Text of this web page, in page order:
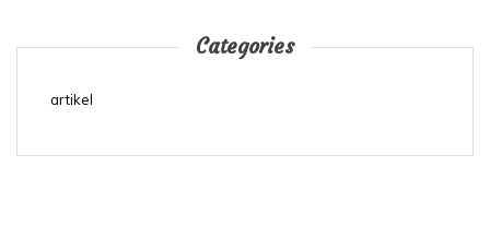
Categories
artikel